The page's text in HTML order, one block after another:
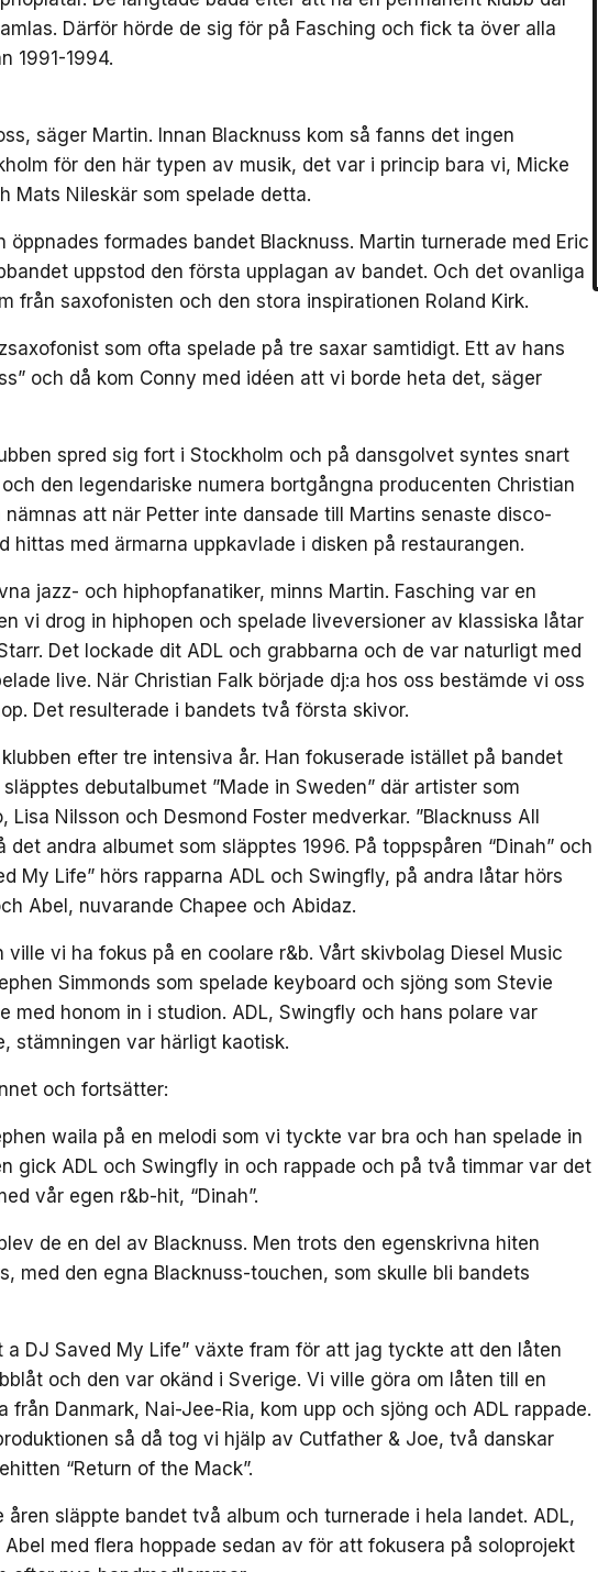
Därför hörde de sig för på Fasching och fick ta över alla
1991-1994.
säger Martin. Innan Blacknuss kom så fanns det ingen
för den här typen av musik, det var i princip bara vi, Micke
Mats Nileskär som spelade detta.
öppnades formades bandet Blacknuss. Martin turnerade med Eric
uppstod den första upplagan av bandet. Och det ovanliga
från saxofonisten och den stora inspirationen Roland Kirk.
som ofta spelade på tre saxar samtidigt. Ett av hans
och då kom Conny med idéen att vi borde heta det, säger
spred sig fort i Stockholm och på dansgolvet syntes snart
den legendariske numera bortgångna producenten Christian
nämnas att när Petter inte dansade till Martins senaste disco-
hittas med ärmarna uppkavlade i disken på restaurangen.
jazz- och hiphopfanatiker, minns Martin. Fasching var en
vi drog in hiphopen och spelade liveversioner av klassiska låtar
Det lockade dit ADL och grabbarna och de var naturligt med
live. När Christian Falk började dj:a hos oss bestämde vi oss
Det resulterade i bandets två första skivor.
efter tre intensiva år. Han fokuserade istället på bandet
debutalbumet ”Made in Sweden” där artister som
Nilsson och Desmond Foster medverkar. ”Blacknuss All
det andra albumet som släpptes 1996. På toppspåren “Dinah” och
My Life” hörs rapparna ADL och Swingfly, på andra låtar hörs
Abel, nuvarande Chapee och Abidaz.
ville vi ha fokus på en coolare r&b. Vårt skivbolag Diesel Music
Simmonds som spelade keyboard och sjöng som Stevie
med honom in i studion. ADL, Swingfly och hans polare var
stämningen var härligt kaotisk.
och fortsätter:
waila på en melodi som vi tyckte var bra och han spelade in
gick ADL och Swingfly in och rappade och på två timmar var det
vår egen r&b-hit, “Dinah”.
de en del av Blacknuss. Men trots den egenskrivna hiten
med den egna Blacknuss-touchen, som skulle bli bandets
a DJ Saved My Life” växte fram för att jag tyckte att den låten
och den var okänd i Sverige. Vi ville göra om låten till en
från Danmark, Nai-Jee-Ria, kom upp och sjöng och ADL rappade.
så då tog vi hjälp av Cutfather & Joe, två danskar
“Return of the Mack”.
åren släppte bandet två album och turnerade i hela landet. ADL,
med flera hoppade sedan av för att fokusera på soloprojekt